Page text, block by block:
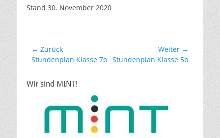
Stand 30. November 2020
Beitragsnavigation
← Zurück
Vorheriger
Stundenplan Klasse 7b
Weiter →
Nächster
Stundenplan Klasse 5b
Wir sind MINT!